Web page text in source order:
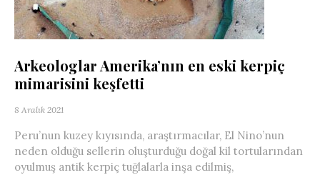
Arkeologlar Amerika’nın en eski kerpiç
mimarisini keşfetti
8 Aralık 2021
Peru’nun kuzey kıyısında, araştırmacılar, El Nino’nun
neden olduğu sellerin oluşturduğu doğal kil tortularından
oyulmuş antik kerpiç tuğlalarla inşa edilmiş,